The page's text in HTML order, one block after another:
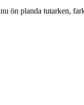
ön planda tutarken,